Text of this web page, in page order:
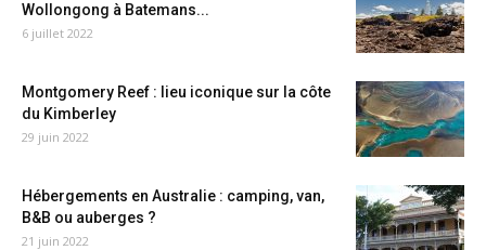
Wollongong à Batemans...
6 juillet 2022
Montgomery Reef : lieu iconique sur la côte
du Kimberley
29 juin 2022
Hébergements en Australie : camping, van,
B&B ou auberges ?
21 juin 2022